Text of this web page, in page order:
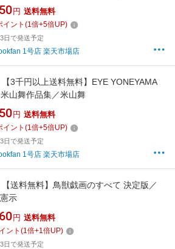
円 送料無料
イント (1倍+5倍UP)
日で発送予定
1号店 楽天市場店
【3千円以上送料無料】EYE YONEYAMA
山舞作品集／米山舞
円 送料無料
イント (1倍+5倍UP)
日で発送予定
1号店 楽天市場店
【送料無料】鳥獣戯画のすべて 決定版／
示
円 送料無料
ント (1倍+1倍UP)
日で発送予定